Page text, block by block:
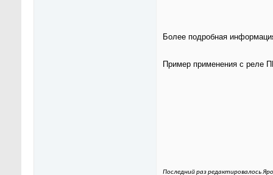
Более подробная
Пример применения с реле
Последний раз редактировалось